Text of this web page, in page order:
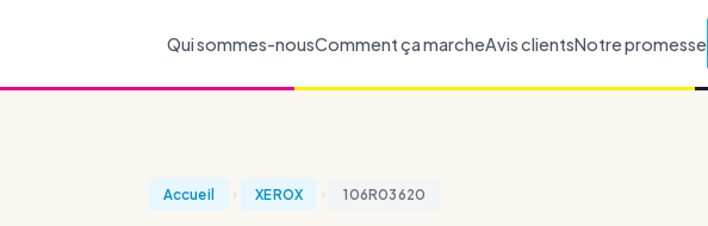
Qui sommes-nousComment ça marcheAvis clientsNotre promesse
Accueil XEROX 106R03620